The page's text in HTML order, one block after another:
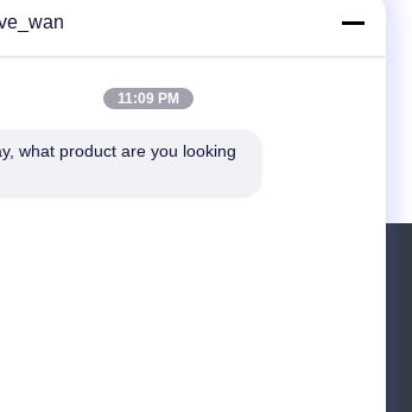
गीला कंक्रीट पंप पिस्टन
कंक्रीट छिड़काव मशीन गीला
11:09 PM
what product are you looking